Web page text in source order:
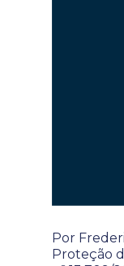
Por
Proteção